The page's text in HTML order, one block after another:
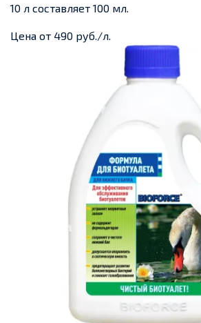
10 л составляет 100 мл.
Цена от 490 руб./л.